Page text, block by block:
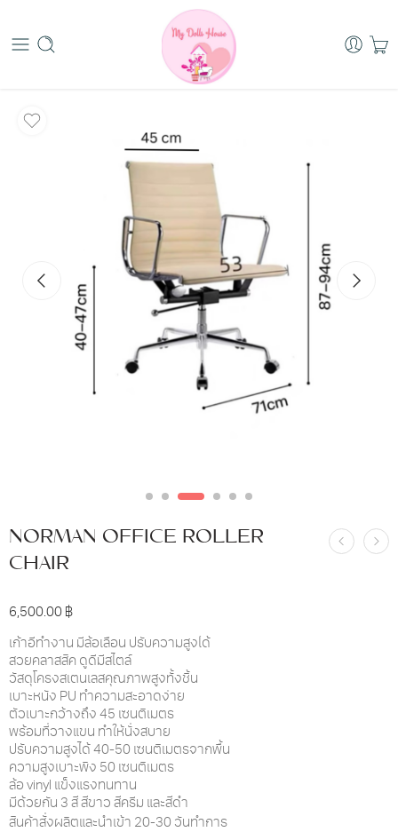
NORMAN OFFICE ROLLER
CHAIR
6,500.00 ฿
เก้าอี้ทำงาน มีล้อเลื่อน ปรับความสูงได้
สวยคลาสสิค ดูดีมีสไตล์
วัสดุโครงสเตนเลสคุณภาพสูงทั้งชิ้น
เบาะหนัง PU ทำความสะอาดง่าย
ตัวเบาะกว้างถึง 45 เซนติเมตร
พร้อมที่วางแขน ทำให้นั่งสบาย
ปรับความสูงได้ 40-50 เซนติเมตรจากพื้น
ความสูงเบาะพิง 50 เซนติเมตร
ล้อ vinyl แข็งแรงทนทาน
มีด้วยกัน 3 สี สีขาว สีครีม และสีดำ
สินค้าสั่งผลิตและนำเข้า 20-30 วันทำการ